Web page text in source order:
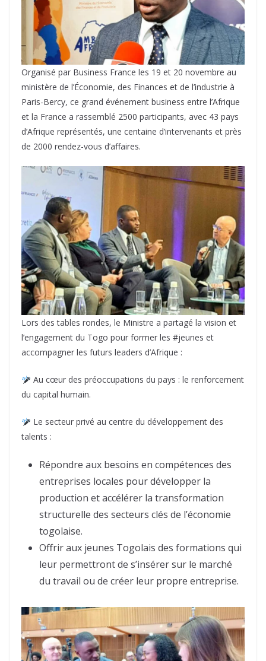
Organisé par Business France les 19 et 20 novembre au
ministère de l’Économie, des Finances et de l’industrie à
Paris-Bercy, ce grand événement business entre l’Afrique
et la France a rassemblé 2500 participants, avec 43 pays
d’Afrique représentés, une centaine d’intervenants et près
de 2000 rendez-vous d’affaires.
Lors des tables rondes, le Ministre a partagé la vision et
l’engagement du Togo pour former les #jeunes et
accompagner les futurs leaders d’Afrique :
Au cœur des préoccupations du pays : le renforcement
du capital humain.
Le secteur privé au centre du développement des
talents :
Répondre aux besoins en compétences des
entreprises locales pour développer la
production et accélérer la transformation
structurelle des secteurs clés de l’économie
togolaise.
Offrir aux jeunes Togolais des formations qui
leur permettront de s’insérer sur le marché
du travail ou de créer leur propre entreprise.